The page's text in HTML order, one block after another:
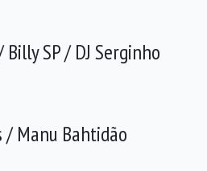
SP / DJ Serginho
/ Manu Bahtidão